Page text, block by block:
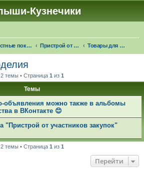
Кузнечики
Совместные покупки "Малыши-Кузнечики" Пристрой от участников закупок Товары для рукоделия
2 темы • Страница 1 из 1
Темы
объявления можно также в альбомы
в ВКонтакте 😊
"Пристрой от участников закупок"
2 темы • Страница 1 из 1
Перейти